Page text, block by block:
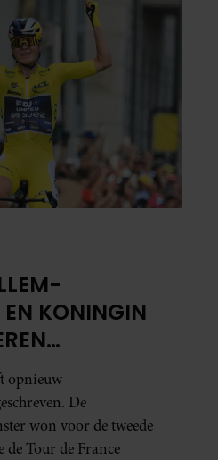
EN KONINGIN
ZEGE DEMI
TOUR DE
opnieuw
De
won voor de tweede
Tour de France